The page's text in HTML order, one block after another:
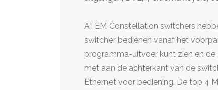
ATEM Constellation switchers
switcher bedienen vanaf het
programma-uitvoer kunt zien en
met aan de achterkant van de
Ethernet voor bediening. De top 4